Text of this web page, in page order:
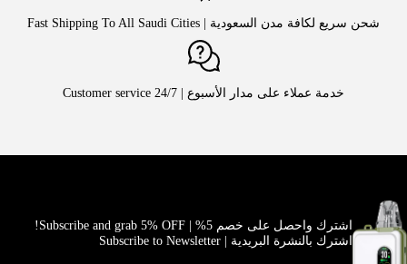
شحن سريع لكافة مدن السعودية | Fast Shipping To All Saudi Cities
خدمة عملاء على مدار الأسبوع | Customer service 24/7
اشترك واحصل على خصم 5% | Subscribe and grab 5% OFF!
اشترك بالنشرة البريدية | Subscribe to Newsletter